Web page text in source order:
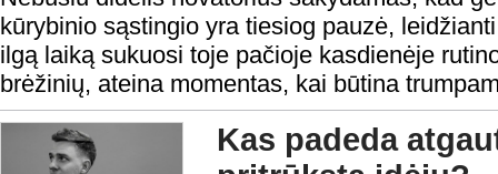
kūrybinio sąstingio yra tiesiog pauzė,
ilgą laiką sukuosi toje pačioje kasdienėje
brėžinių, ateina momentas, kai būtina
Kas padeda